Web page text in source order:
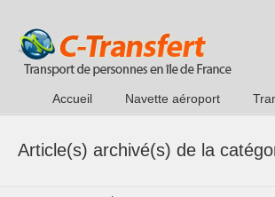
Accueil Navette aéroport
Article(s) archivé(s) de la